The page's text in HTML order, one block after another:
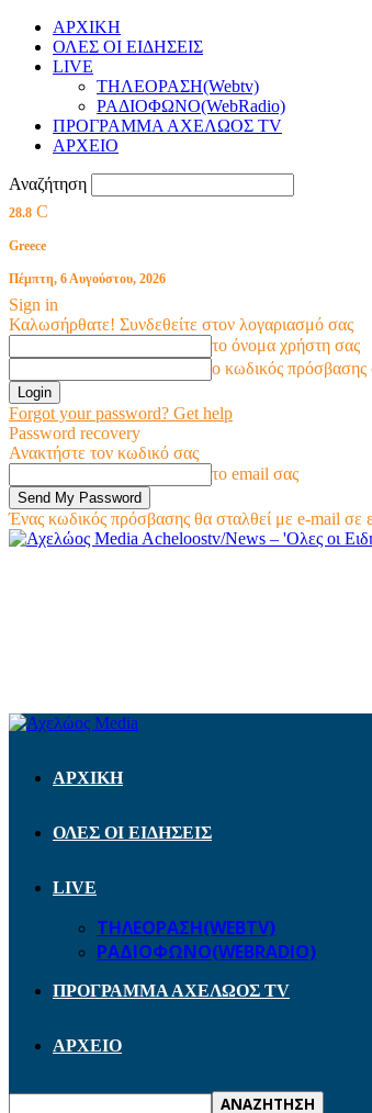
ΑΡΧΙΚΗ
ΟΛΕΣ ΟΙ ΕΙΔΗΣΕΙΣ
LIVE
ΤΗΛΕΟΡΑΣΗ(Webtv)
ΡΑΔΙΟΦΩΝΟ(WebRadio)
ΠΡΟΓΡΑΜΜΑ ΑΧΕΛΩΟΣ TV
ΑΡΧΕΙΟ
Αναζήτηση
28.8 C
Greece
Πέμπτη, 6 Αυγούστου, 2026
Sign in
Καλωσήρθατε! Συνδεθείτε στον λογαριασμό σας
το όνομα χρήστη σας
ο κωδικός πρόσβασης
Forgot your password? Get help
Password recovery
Ανακτήστε τον κωδικό σας
το email σας
Ένας κωδικός πρόσβασης θα σταλθεί με e-mail σε
Acheloostv/News – 'Ολες οι
ΑΡΧΙΚΗ
ΟΛΕΣ ΟΙ ΕΙΔΗΣΕΙΣ
LIVE
ΤΗΛΕΟΡΑΣΗ(WEBTV)
ΡΑΔΙΟΦΩΝΟ(WEBRADIO)
ΠΡΟΓΡΑΜΜΑ ΑΧΕΛΩΟΣ TV
ΑΡΧΕΙΟ